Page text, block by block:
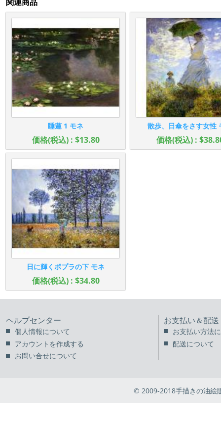
睡蓮 1 モネ
価格(税込) : $13.80
散歩、日傘をさす女性
価格(税込) :
日に輝くポプラの下 モネ
価格(税込) : $34.80
ヘルプセンター
個人情報について
アカウントを作成する
お問い合せについて
お支払い＆配送
お支払い方法
配送について
© 2009-2018手描きの油絵